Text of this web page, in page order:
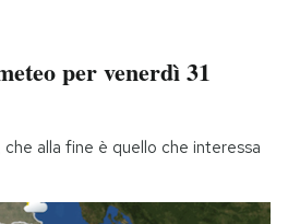
per venerdì 31
alla fine è quello che interessa